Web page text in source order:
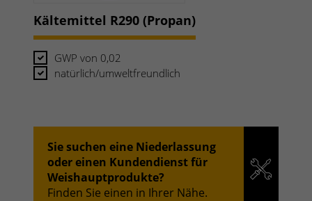
Kältemittel R290 (Propan)
GWP von 0,02
natürlich/umweltfreundlich
Sie suchen eine Niederlassung
oder einen Kundendienst für
Weishauptprodukte?
Finden Sie einen in Ihrer Nähe.